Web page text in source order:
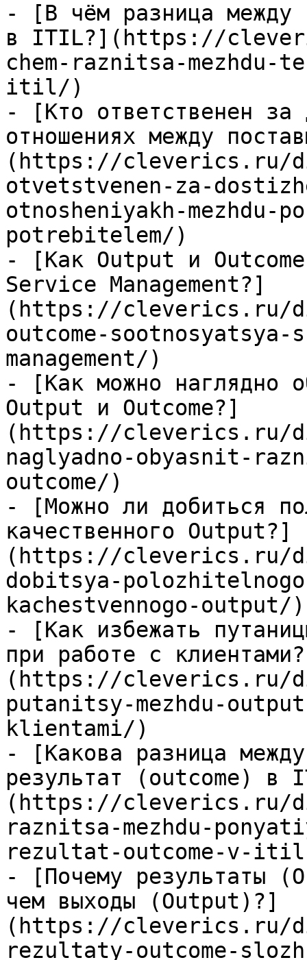
- [В чём разница между
в ITIL?](https://
chem-raznitsa-mezhdu-
itil/)
- [Кто ответственен за
отношениях между
(https://cleverics.ru/
otvetstvenen-za-
otnosheniyakh-mezhdu-
potrebitelem/)
- [Как Output и Outcome
Service Management?]
(https://cleverics.ru/
outcome-
management/)
- [Как можно наглядно
Output и Outcome?]
(https://cleverics.ru/
naglyadno-obyasnit-
outcome/)
- [Можно ли добиться
качественного Output?]
(https://cleverics.ru/
dobitsya-
kachestvennogo-output/)
- [Как избежать
при работе с
(https://cleverics.ru/
putanitsy-mezhdu-
klientami/)
- [Какова разница
результат (outcome) в
(https://cleverics.ru/
raznitsa-mezhdu-
rezultat-outcome-v-
- [Почему результаты
чем выходы (Output)?]
(https://cleverics.ru/
rezultaty-outcome-